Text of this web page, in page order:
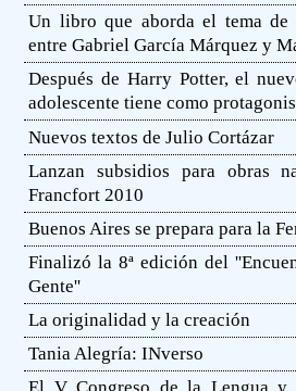
Un libro que aborda el tema de
entre Gabriel García Márquez y
Después de Harry Potter, el
adolescente tiene como
Nuevos textos de Julio Cortázar
Lanzan subsidios para obras
Francfort 2010
Buenos Aires se prepara para la
Finalizó la 8ª edición del
Gente''
La originalidad y la creación
Tania Alegría: INverso